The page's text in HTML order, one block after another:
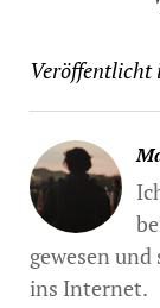
Veröffentlicht
gewesen
ins Internet.